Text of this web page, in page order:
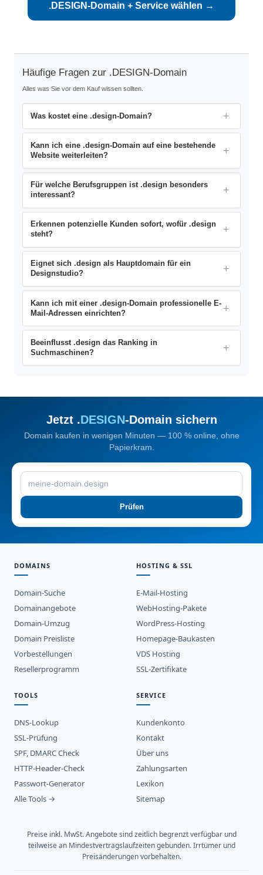
.DESIGN-Domain + Service wählen →
Häufige Fragen zur .DESIGN-Domain
Alles was Sie vor dem Kauf wissen sollten.
Was kostet eine .design-Domain?
Kann ich eine .design-Domain auf eine bestehende
Website weiterleiten?
Für welche Berufsgruppen ist .design besonders
interessant?
Erkennen potenzielle Kunden sofort, wofür .design
steht?
Eignet sich .design als Hauptdomain für ein
Designstudio?
Kann ich mit einer .design-Domain professionelle E-
Mail-Adressen einrichten?
Beeinflusst .design das Ranking in
Suchmaschinen?
Jetzt .DESIGN-Domain sichern
Domain kaufen in wenigen Minuten — 100 % online, ohne
Papierkram.
Prüfen
DOMAINS
Domain-Suche
Domainangebote
Domain-Umzug
Domain Preisliste
Vorbestellungen
Resellerprogramm
HOSTING & SSL
E-Mail-Hosting
WebHosting-Pakete
WordPress-Hosting
Homepage-Baukasten
VDS Hosting
SSL-Zertifikate
TOOLS
DNS-Lookup
SSL-Prüfung
SPF, DMARC Check
HTTP-Header-Check
Passwort-Generator
Alle Tools →
SERVICE
Kundenkonto
Kontakt
Über uns
Zahlungsarten
Lexikon
Sitemap
Preise inkl. MwSt. Angebote sind zeitlich begrenzt verfügbar und
teilweise an Mindestvertragslaufzeiten gebunden. Irrtümer und
Preisänderungen vorbehalten.